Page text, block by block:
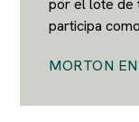
por el lote de
participa
MORTON